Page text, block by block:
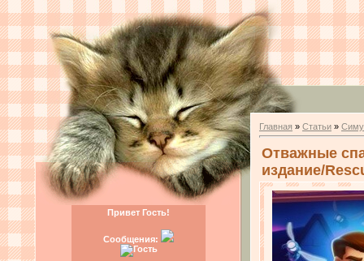
Привет Гость!
Сообщения:
Главная » Статьи »
Отважные
издание/